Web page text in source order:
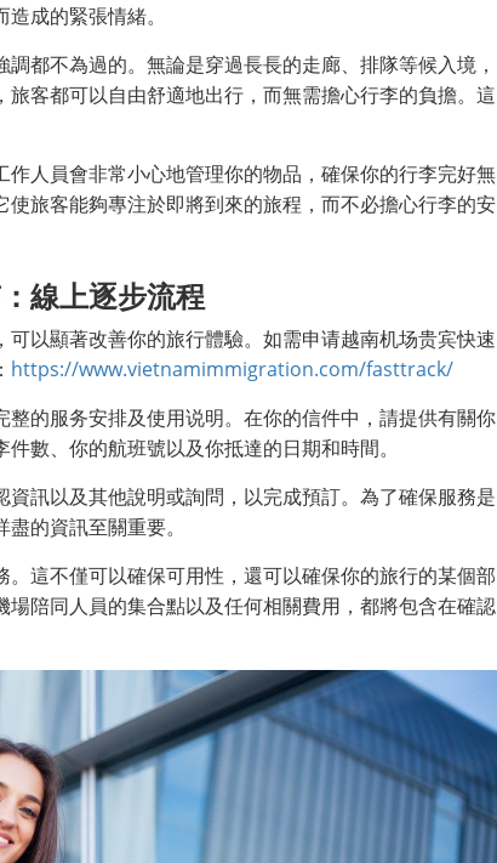
成的緊張情緒。
都不為過的。無論是穿過長長的走廊、排隊等候入境，
客都可以自由舒適地出行，而無需擔心行李的負擔。這
人員會非常小心地管理你的物品，確保你的行李完好無
旅客能夠專注於即將到來的旅程，而不必擔心行李的安
線上逐步流程
以顯著改善你的旅行體驗。如需申请越南机场贵宾快速
https://www.vietnamimmigration.com/fasttrack/
的服务安排及使用说明。在你的信件中，請提供有關你
數、你的航班號以及你抵達的日期和時間。
訊以及其他說明或詢問，以完成預訂。為了確保服務是
的資訊至關重要。
這不僅可以確保可用性，還可以確保你的旅行的某個部
陪同人員的集合點以及任何相關費用，都將包含在確認